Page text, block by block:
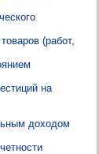
(работ,
на
доходом